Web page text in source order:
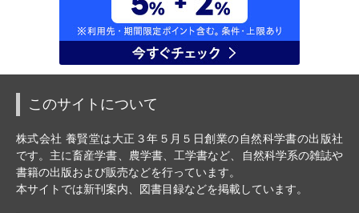
このサイトについて
株式会社 養賢堂は大正３年５月５日創業の自然科学書の出版社
です。主に畜産学書、農学書、工学書など、自然科学系の雑誌や
書籍の出版および販売などを行っています。
本サイトでは新刊案内、図書目録などを掲載しています。